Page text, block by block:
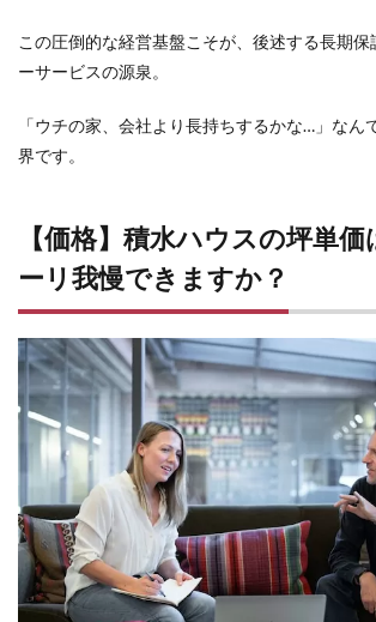
129.9
万
価格
は驚
2.2
購入
が語
る真
実！
日本
の富
裕
層、
ここ
に集
結
3
積水
この圧倒的な経営基盤こそが、後述する長期保
ーサービスの源泉。
「ウチの家、会社より長持ちするかな…」なん
界です。
【価格】積水ハウスの坪単
ーリ我慢できますか？